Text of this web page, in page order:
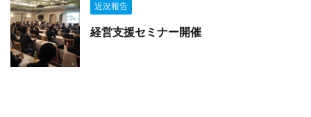
近況報告
経営支援セミナー開催